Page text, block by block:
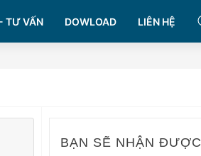
TƯ VẤN DOWLOAD LIÊN HỆ
BẠN SẼ NHẬN ĐƯỢC